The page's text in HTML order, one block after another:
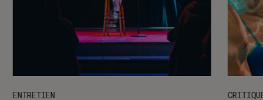
ENTRETIEN